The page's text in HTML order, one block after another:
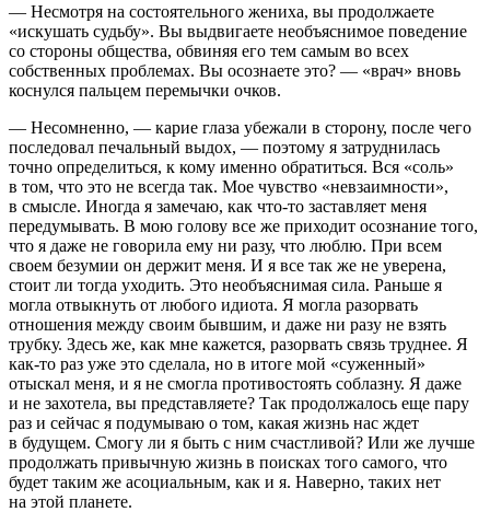
— Несмотря на состоятельного жениха, вы продолжаете
«искушать судьбу». Вы выдвигаете необъяснимое поведение
со стороны общества, обвиняя его тем самым во всех
собственных проблемах. Вы осознаете это? — «врач» вновь
коснулся пальцем перемычки очков.
— Несомненно, — карие глаза убежали в сторону, после чего
последовал печальный выдох, — поэтому я затруднилась
точно определиться, к кому именно обратиться. Вся «соль»
в том, что это не всегда так. Мое чувство «невзаимности»,
в смысле. Иногда я замечаю, как что-то заставляет меня
передумывать. В мою голову все же приходит осознание того,
что я даже не говорила ему ни разу, что люблю. При всем
своем безумии он держит меня. И я все так же не уверена,
стоит ли тогда уходить. Это необъяснимая сила. Раньше я
могла отвыкнуть от любого идиота. Я могла разорвать
отношения между своим бывшим, и даже ни разу не взять
трубку. Здесь же, как мне кажется, разорвать связь труднее. Я
как-то раз уже это сделала, но в итоге мой «суженный»
отыскал меня, и я не смогла противостоять соблазну. Я даже
и не захотела, вы представляете? Так продолжалось еще пару
раз и сейчас я подумываю о том, какая жизнь нас ждет
в будущем. Смогу ли я быть с ним счастливой? Или же лучше
продолжать привычную жизнь в поисках того самого, что
будет таким же асоциальным, как и я. Наверно, таких нет
на этой планете.